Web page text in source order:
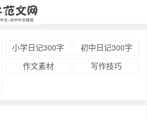
小学日记300字
初中日记300字
作文素材
写作技巧